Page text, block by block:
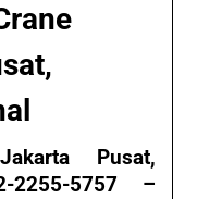
Pusat,
2255-5757 –